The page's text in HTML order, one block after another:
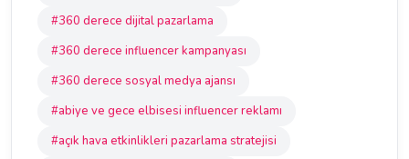
#360 derece dijital pazarlama
#360 derece influencer kampanyası
#360 derece sosyal medya ajansı
#abiye ve gece elbisesi influencer reklamı
#açık hava etkinlikleri pazarlama stratejisi